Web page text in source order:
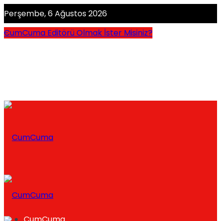
Perşembe, 6 Ağustos 2026
CumCuma Editörü Olmak İster Misiniz?